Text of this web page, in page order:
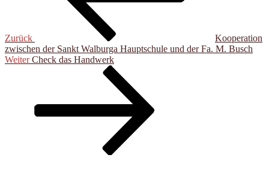
Zurück
Kooperation
zwischen der Sankt Walburga Hauptschule und der Fa. M. Busch
Nächster
Weiter Check das Handwerk